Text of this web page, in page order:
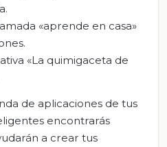
«aprende en casa»
«La quimigaceta de
de aplicaciones de tus
encontrarás
a crear tus